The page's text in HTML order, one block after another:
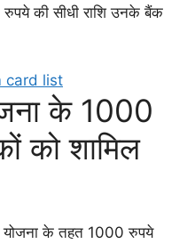
की सीधी राशि उनके बैंक
के 1000
को शामिल
योजना के तहत 1000 रुपये